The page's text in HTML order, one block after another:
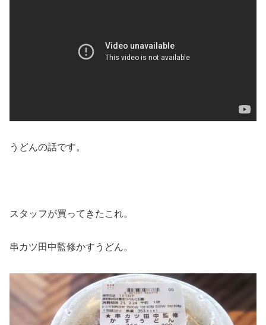
うどんの話です。
スタッフが買ってきたこれ。
串カツ田中監修かすうどん。